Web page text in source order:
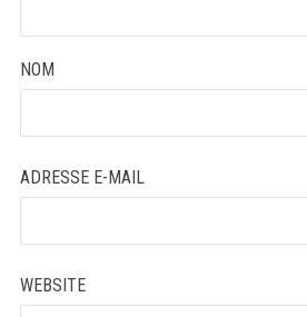
NOM
ADRESSE E-MAIL
WEBSITE